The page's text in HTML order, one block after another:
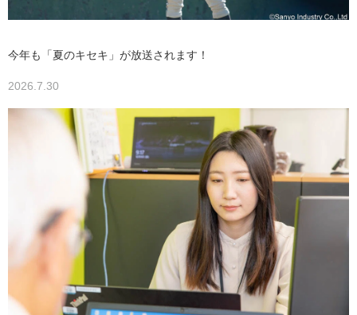
今年も「夏のキセキ」が放送されます！
2026.7.30